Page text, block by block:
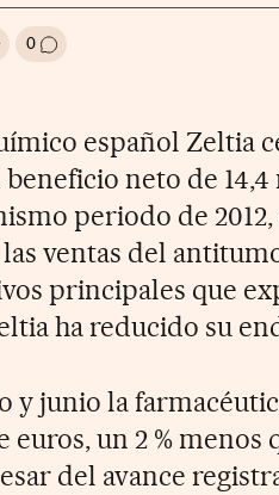
Facebook
en TwitterRedes Sociales
0 Ir a los comentarios
español Zeltia
neto de
periodo de
ventas del
principales que
ha reducido su
y junio la
euros, un 2 %
del avance